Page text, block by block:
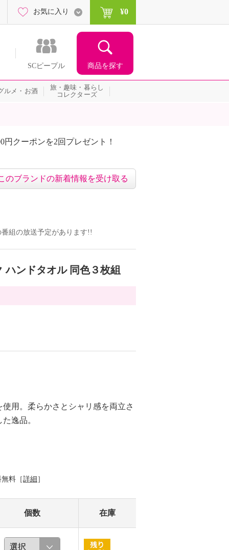
SCピープル 商品を探す
お気に入り ¥0
ルメ・お酒
旅・趣味・暮らし
コレクターズ
クーポンを2回プレゼント！
のブランドの新着情報を受け取る
組の放送予定があります!!
ンドタオル 同色３枚組
用。柔らかさとシャリ感を両立さ
逸品。
料［詳細 ］
個数 在庫